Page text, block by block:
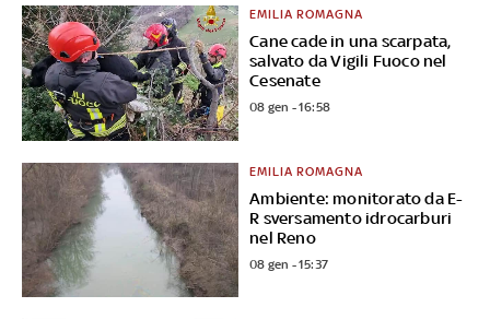
Cane cade in una scarpata,
salvato da Vigili Fuoco nel
Cesenate
EMILIA ROMAGNA
08 gen - 16:58
Ambiente: monitorato da E-
R sversamento idrocarburi
nel Reno
EMILIA ROMAGNA
08 gen - 15:37